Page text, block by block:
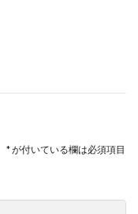
*が付いている欄は必須項目